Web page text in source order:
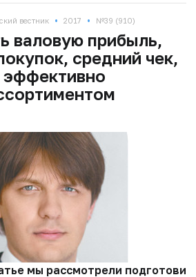
вестник • 2017 • №39 (910)
валовую прибыль,
средний чек,
мы рассмотрели